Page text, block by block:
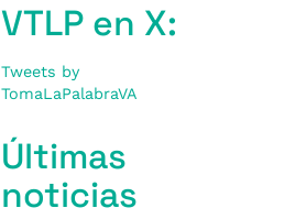
VTLP en X:
Tweets by
TomaLaPalabraVA
Últimas
noticias